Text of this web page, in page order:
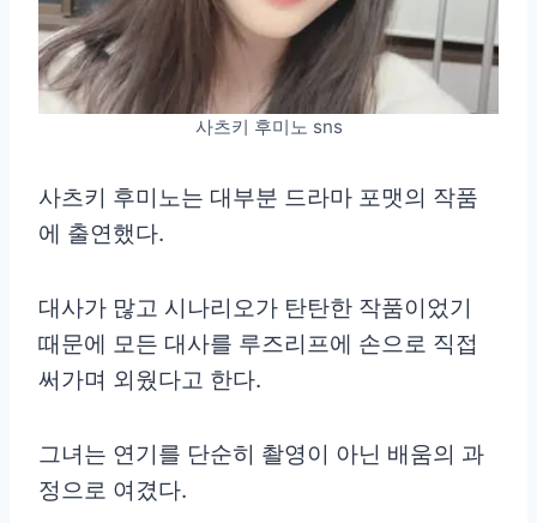
사츠키 후미노 sns
사츠키 후미노는 대부분 드라마 포맷의 작품
에 출연했다.
대사가 많고 시나리오가 탄탄한 작품이었기
때문에 모든 대사를 루즈리프에 손으로 직접
써가며 외웠다고 한다.
그녀는 연기를 단순히 촬영이 아닌 배움의 과
정으로 여겼다.